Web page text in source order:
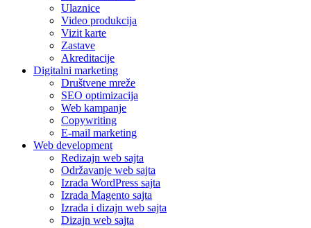
Ulaznice
Video produkcija
Vizit karte
Zastave
Akreditacije
Digitalni marketing
Društvene mreže
SEO optimizacija
Web kampanje
Copywriting
E-mail marketing
Web development
Redizajn web sajta
Održavanje web sajta
Izrada WordPress sajta
Izrada Magento sajta
Izrada i dizajn web sajta
Dizajn web sajta